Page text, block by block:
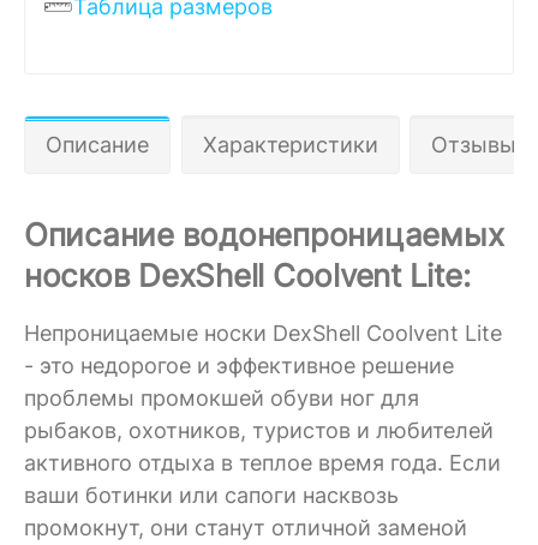
Таблица размеров
Описание Характеристики Отзывы 0
Описание водонепроницаемых
носков DexShell Coolvent Lite:
Непроницаемые носки DexShell Coolvent Lite
- это недорогое и эффективное решение
проблемы промокшей обуви ног для
рыбаков, охотников, туристов и любителей
активного отдыха в теплое время года. Если
ваши ботинки или сапоги насквозь
промокнут, они станут отличной заменой